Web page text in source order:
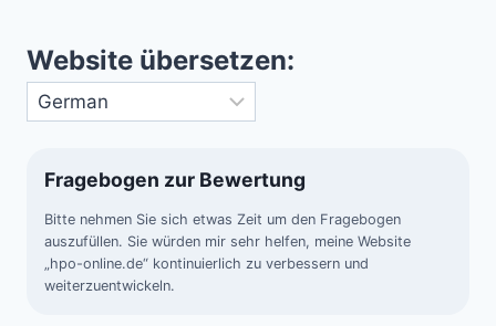
ALLS
Website übersetzen:
Fragebogen zur Bewertung
Bitte nehmen Sie sich etwas Zeit um den Fragebogen
auszufüllen. Sie würden mir sehr helfen, meine Website
„hpo-online.de“ kontinuierlich zu verbessern und
weiterzuentwickeln.